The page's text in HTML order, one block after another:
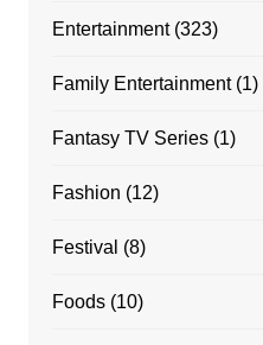
Entertainment(323)
Family Entertainment(1)
Fantasy TV Series(1)
Fashion (12)
Festival (8)
Foods(10)